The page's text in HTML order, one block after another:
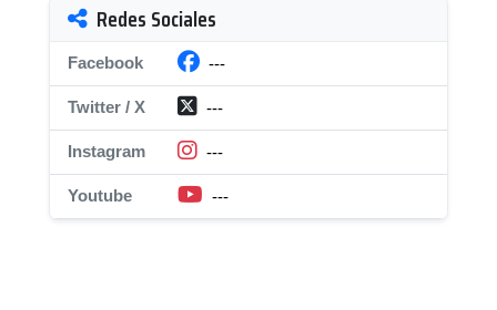
Redes Sociales
Facebook ---
Twitter / X ---
Instagram ---
Youtube ---